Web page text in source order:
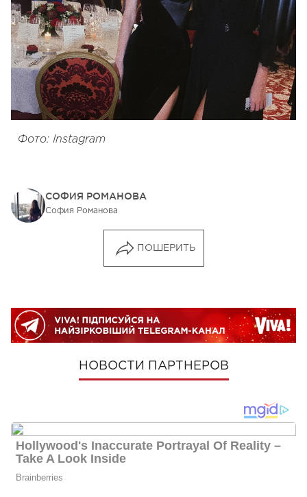
Фото: Instagram
СОФИЯ РОМАНОВА
София Романова
ПОШЕРИТЬ
НОВОСТИ ПАРТНЕРОВ